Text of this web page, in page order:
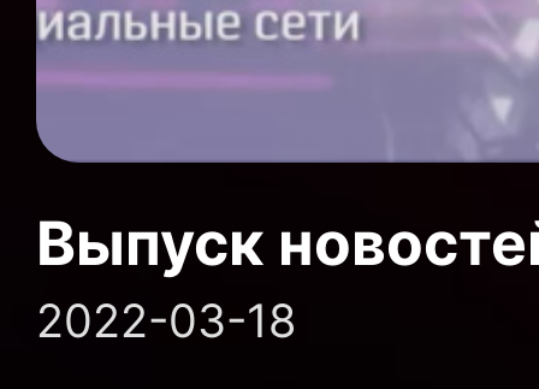
Выпуск
2022-03-18